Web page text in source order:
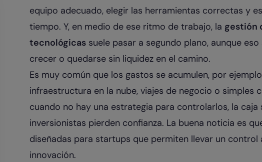
equipo adecuado, elegir las herramientas correctas y
tiempo. Y, en medio de ese ritmo de trabajo, la gestión
tecnológicassuele pasar a segundo plano, aunque
crecer o quedarse sin liquidez en el camino.
Es muy común que los gastos se acumulen, por
infraestructura en la nube, viajes de negocio o simples
cuando no hay una estrategia para controlarlos, la caja
inversionistas pierden confianza. La buena noticia es
diseñadas para startups que permiten llevar un control
innovación.